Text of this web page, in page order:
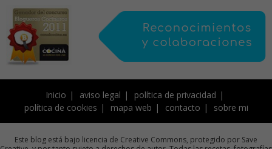
Inicio aviso legal
política de privacidad
política de cookies
mapa web contacto sobre mi
Este blog está bajo licencia de Creative Commons, protegido por Save